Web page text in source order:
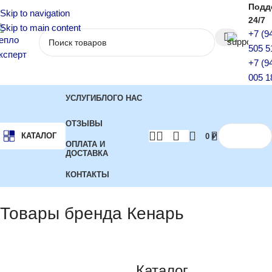
Skip to navigation
Skip to main content
24/7
+7
505
+7
005
КАТАЛОГ
УСЛУГИБЛОГО НАС
ОТЗЫВЫ
ОПЛАТА И
ДОСТАВКА
КОНТАКТЫ
0 ₽
Товары бренда Кенарь